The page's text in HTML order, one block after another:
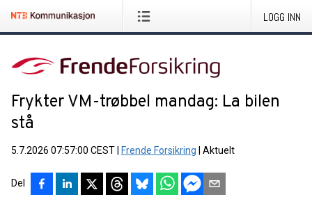
LOGG INN
Frykter VM-trøbbel mandag: La bilen
stå
5.7.2026 07:57:00 CEST Frende Forsikring Aktuelt
Del